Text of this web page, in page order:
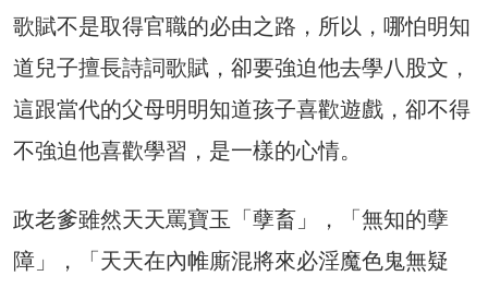
歌賦不是取得官職的必由之路，所以，哪怕明知
道兒子擅長詩詞歌賦，卻要強迫他去學八股文，
這跟當代的父母明明知道孩子喜歡遊戲，卻不得
不強迫他喜歡學習，是一樣的心情。
政老爹雖然天天罵寶玉「孽畜」，「無知的孽
障」，「天天在內帷廝混將來必淫魔色鬼無疑